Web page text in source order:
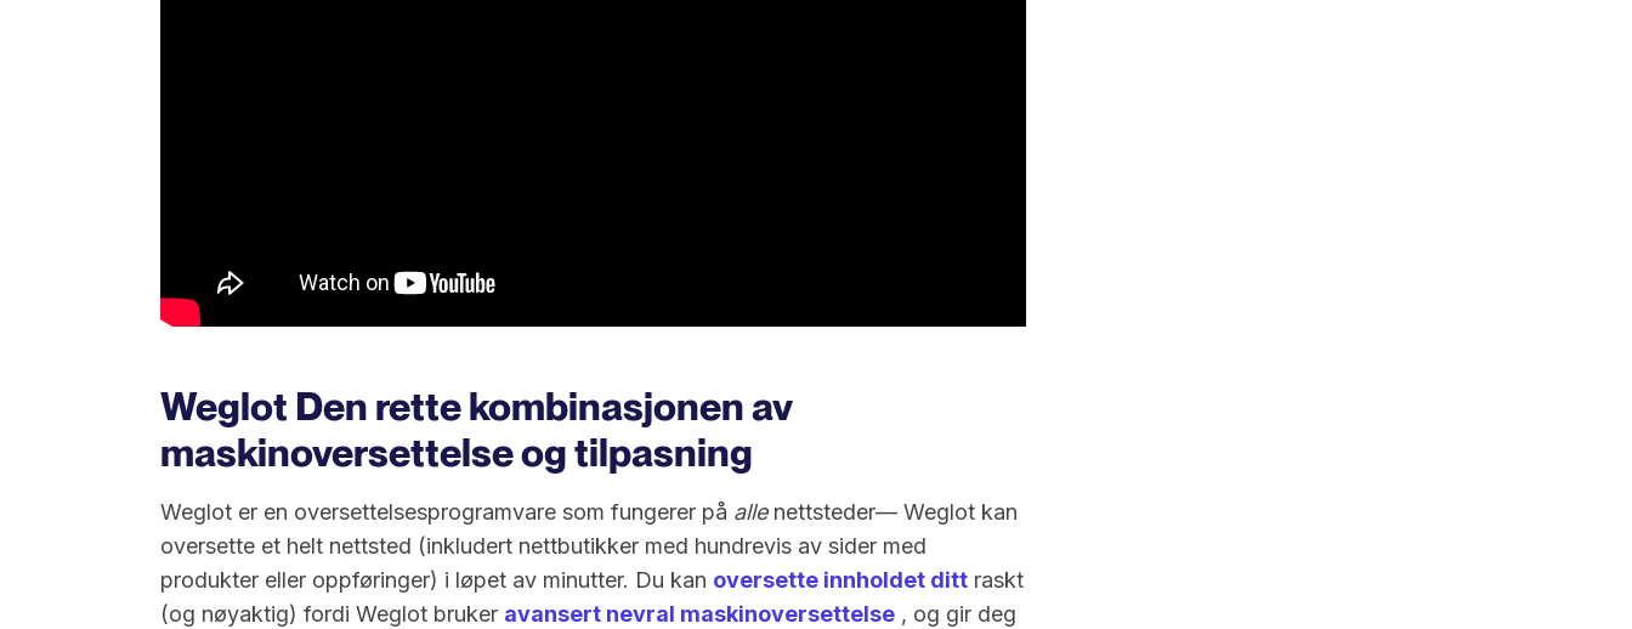
Weglot Den rette kombinasjonen av
maskinoversettelse og tilpasning
Weglot er en oversettelsesprogramvare som fungerer på allenettsteder— Weglot kan
oversette et helt nettsted (inkludert nettbutikker med hundrevis av sider med
produkter eller oppføringer) i løpet av minutter. Du kan oversette innholdet ditt raskt
(og nøyaktig) fordi Weglot bruker avansert nevral maskinoversettelse , og gir deg